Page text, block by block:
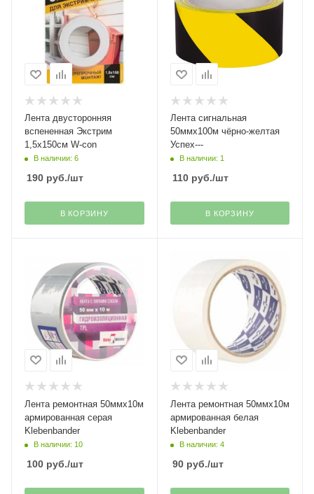
Лента двусторонняя
вспененная Экстрим
1,5х150см W-con
В наличии: 6
190 руб./шт
В КОРЗИНУ
Лента сигнальная
50ммх100м чёрно-желтая
Успех---
В наличии: 1
110руб./шт
В КОРЗИНУ
Лента ремонтная 50ммх10м
армированная серая
Klebenbander
В наличии: 10
100 руб./шт
Лента ремонтная 50ммх10м
армированная белая
Klebenbander
В наличии: 4
90руб./шт